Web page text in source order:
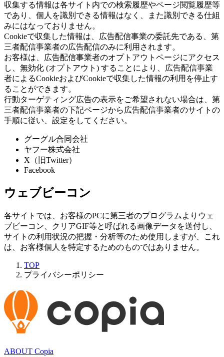
収集する情報は各サイト内での検索履歴やページ閲覧履歴等
であり、個人を識別できる情報はなく、また識別できる仕組
みにはなっておりません。
Cookieで収集した情報は、広告配信事業の委託先である、第
三者配信事業者の広告配信のみに利用されます。
お客様は、広告配信事業者のオプトアウトページにアクセス
し、無効化 (オプトアウト) することにより、広告配信事業
者によるCookieおよびCookieで収集した情報の利用を停止す
ることができます。
行動ターゲティング広告の表示をご希望されない場合は、第
三者配信事業者の下記ページから広告配信事業者のサイトの
手順に従い、設定をしてください。
グーグル合同会社
ヤフー株式会社
X（旧Twitter）
Facebook
ウェブビーコン
各サイトでは、お客様のPCに第三者のプログラムよりウェ
ブビーコン、クリアGIF等と呼ばれる画像データを送付し、
サイトの利用状況の把握・分析等のため使用しますが、これ
は、お客様個人を特定するためのものではありません。
TOP
プライバシーポリシー
ABOUT Copia